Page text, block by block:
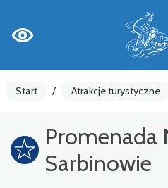
Start / Atrakcje turystyczne
Promenada
Sarbinowie